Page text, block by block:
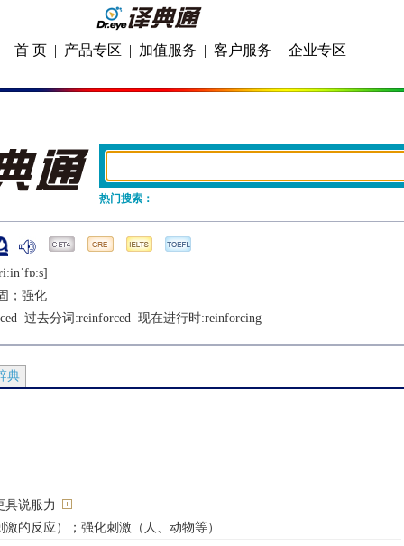
首 页 | 产品专区 | 加值服务 | 客户服务 | 企业专区
热门搜索：
；强化
过去分词:reinforced 现在进行时:reinforcing
典
具说服力
的反应）；强化刺激（人、动物等）